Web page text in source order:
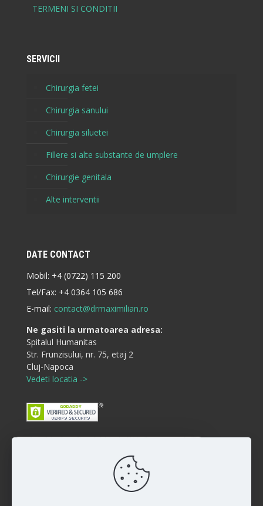
TERMENI SI CONDITII
SERVICII
Chirurgia fetei
Chirurgia sanului
Chirurgia siluetei
Fillere si alte substante de umplere
Chirurgie genitala
Alte interventii
DATE CONTACT
Mobil: +4 (0722) 115 200
Tel/Fax: +4 0364 105 686
E-mail: contact@drmaximilian.ro
Ne gasiti la urmatoarea adresa:
Spitalul Humanitas
Str. Frunzisului, nr. 75, etaj 2
Cluj-Napoca
Vedeti locatia ->
Rezultatele interventiilor pot diferi de la persoana la
Buna ziua! Cum va putem ajuta?